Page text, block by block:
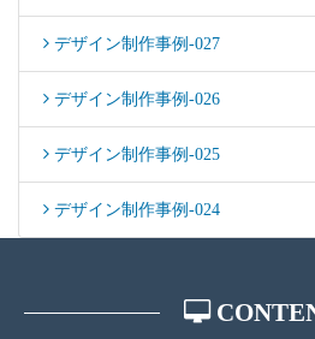
デザイン制作事例-027
デザイン制作事例-026
デザイン制作事例-025
デザイン制作事例-024